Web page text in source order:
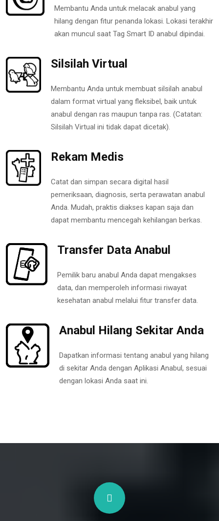
Membantu Anda untuk melacak anabul yang
hilang dengan fitur penanda lokasi. Lokasi terakhir
akan muncul saat Tag Smart ID anabul dipindai.
Silsilah Virtual
Membantu Anda untuk membuat silsilah anabul
dalam format virtual yang fleksibel, baik untuk
anabul dengan ras maupun tanpa ras. (Catatan:
Silsilah Virtual ini tidak dapat dicetak).
Rekam Medis
Catat dan simpan secara digital hasil
pemeriksaan, diagnosis, serta perawatan anabul
Anda. Mudah, praktis diakses kapan saja dan
dapat membantu mencegah kehilangan berkas.
Transfer Data Anabul
Pemilik baru anabul Anda dapat mengakses
data, dan memperoleh informasi riwayat
kesehatan anabul melalui fitur transfer data.
Anabul Hilang Sekitar Anda
Dapatkan informasi tentang anabul yang hilang
di sekitar Anda dengan Aplikasi Anabul, sesuai
dengan lokasi Anda saat ini.